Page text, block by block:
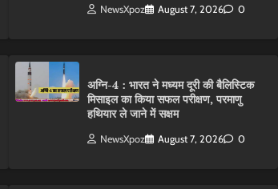
NewsXpoz August 7, 2026 0
अग्नि-4 : भारत ने मध्यम दूरी की बैलिस्टिक
मिसाइल का किया सफल परीक्षण, परमाणु
हथियार ले जाने में सक्षम
NewsXpoz August 7, 2026 0